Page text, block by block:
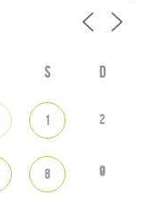
S D
1 2
8 9